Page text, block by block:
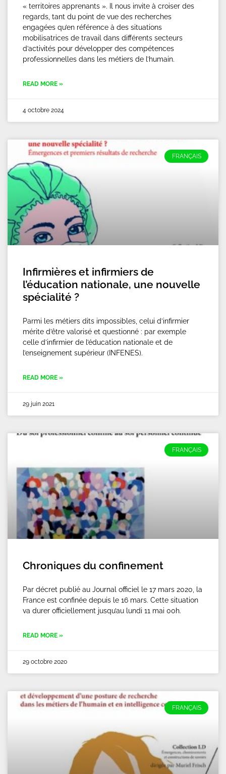
« territoires apprenants ». Il nous invite à croiser des
regards, tant du point de vue des recherches
engagées qu’en référence à des situations
mobilisatrices de travail dans différents secteurs
d’activités pour développer des compétences
professionnelles dans les métiers de l’humain.
READ MORE »
4 octobre 2024
FRANÇAIS
Infirmières et infirmiers de
l’éducation nationale, une nouvelle
spécialité ?
Parmi les métiers dits impossibles, celui d’infirmier
mérite d’être valorisé et questionné : par exemple
celle d’infirmier de l’éducation nationale et de
l’enseignement supérieur (INFENES).
READ MORE »
29 juin 2021
FRANÇAIS
Chroniques du confinement
Par décret publié au Journal officiel le 17 mars 2020, la
France est confinée depuis le 16 mars. Cette situation
va durer officiellement jusqu’au lundi 11 mai 00h.
READ MORE »
29 octobre 2020
FRANÇAIS